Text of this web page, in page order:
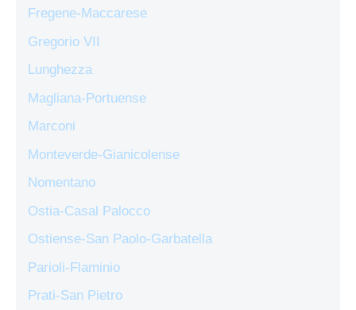
Fregene-Maccarese
Gregorio VII
Lunghezza
Magliana-Portuense
Marconi
Monteverde-Gianicolense
Nomentano
Ostia-Casal Palocco
Ostiense-San Paolo-Garbatella
Parioli-Flaminio
Prati-San Pietro